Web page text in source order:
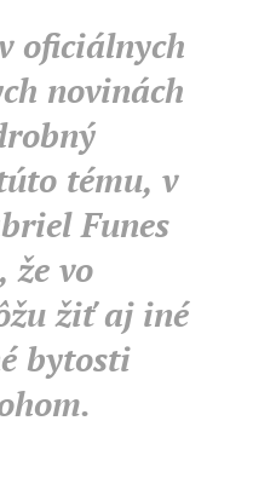
oficiálnych
novinách
tému, v
Funes
že vo
žiť aj iné
bytosti